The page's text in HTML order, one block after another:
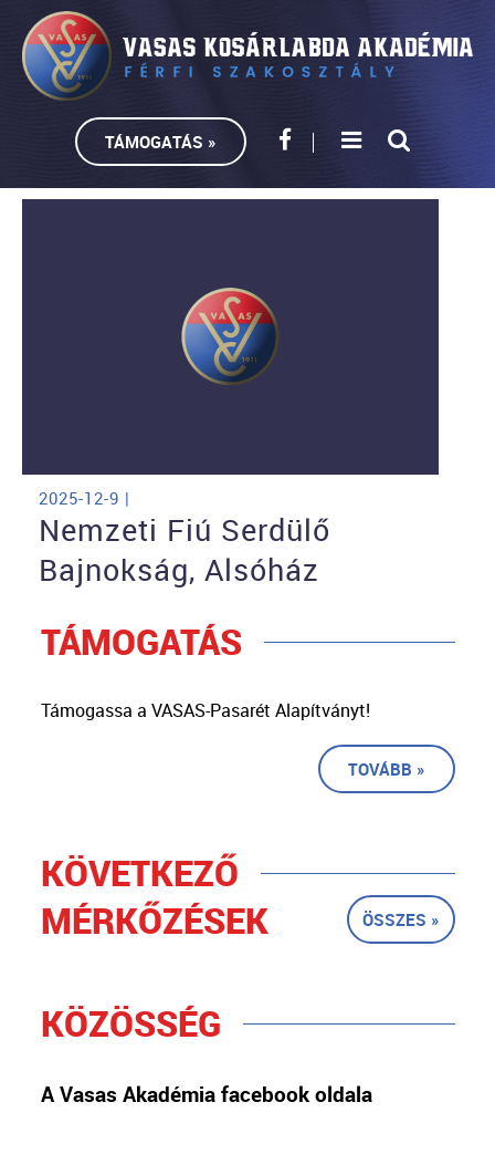
TÁMOGATÁS »
2025-12-9 |
Nemzeti Fiú Serdülő
Bajnokság, Alsóház
TÁMOGATÁS
Támogassa a VASAS-Pasarét Alapítványt!
TOVÁBB »
KÖVETKEZŐ
MÉRKŐZÉSEK
ÖSSZES »
KÖZÖSSÉG
A Vasas Akadémia facebook oldala